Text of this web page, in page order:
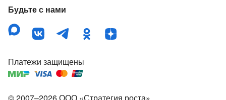
Будьте с нами
Платежи защищены